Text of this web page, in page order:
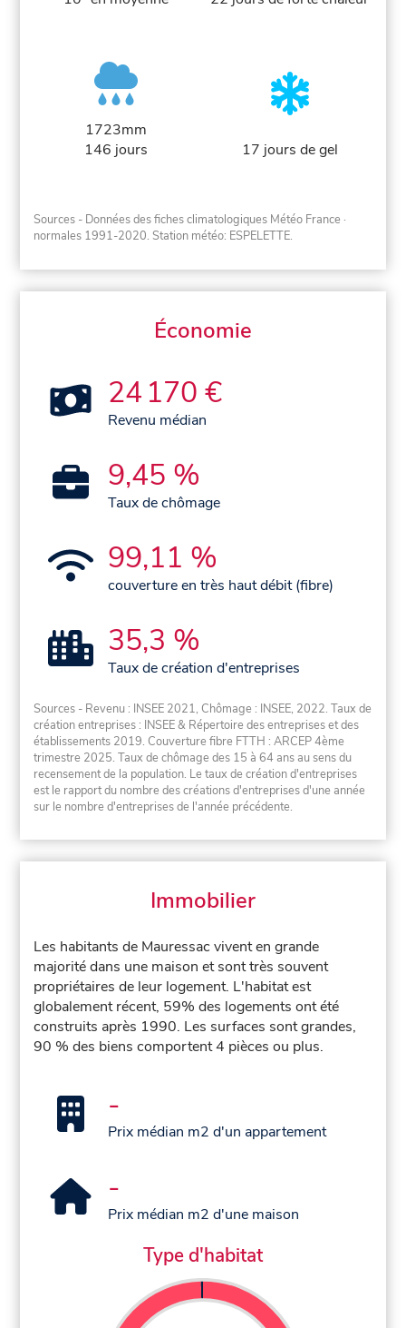
1723mm
146 jours
17 jours de gel
Sources - Données des fiches climatologiques Météo France ·
normales 1991-2020. Station météo: ESPELETTE.
Économie
24 170 €
Revenu médian
9,45 %
Taux de chômage
99,11 %
couverture en très haut débit (fibre)
35,3 %
Taux de création d'entreprises
Sources - Revenu : INSEE 2021, Chômage : INSEE, 2022. Taux de
création entreprises : INSEE & Répertoire des entreprises et des
établissements 2019. Couverture fibre FTTH : ARCEP 4ème
trimestre 2025. Taux de chômage des 15 à 64 ans au sens du
recensement de la population. Le taux de création d'entreprises
est le rapport du nombre des créations d'entreprises d'une année
sur le nombre d'entreprises de l'année précédente.
Immobilier
Les habitants de Mauressac vivent en grande
majorité dans une maison et sont très souvent
propriétaires de leur logement. L'habitat est
globalement récent, 59% des logements ont été
construits après 1990. Les surfaces sont grandes,
90 % des biens comportent 4 pièces ou plus.
-
Prix médian m2 d'un appartement
-
Prix médian m2 d'une maison
Type d'habitat